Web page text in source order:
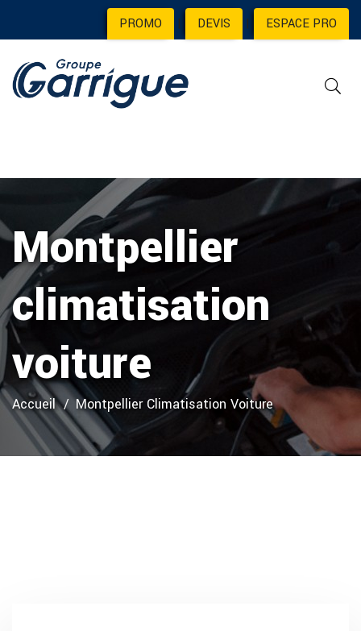
PROMO | DEVIS | ESPACE PRO
Montpellier
climatisation
voiture
Accueil Montpellier Climatisation Voiture